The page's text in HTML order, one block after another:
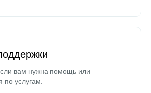
вам нужна помощь или
по услугам.